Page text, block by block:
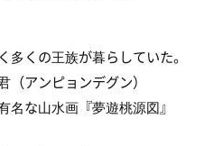
くの王族が暮らしていた。
アンピョンデグン）
名な山水画『夢遊桃源図』